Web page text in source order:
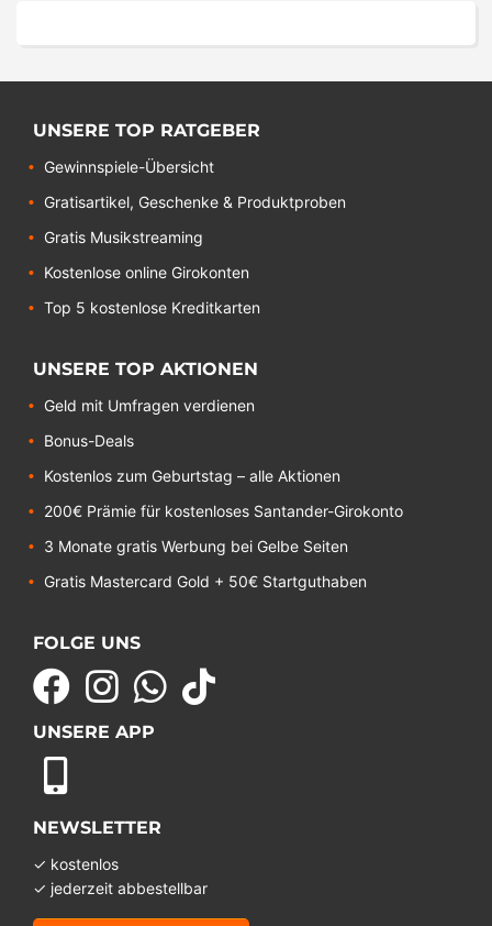
UNSERE TOP RATGEBER
Gewinnspiele-Übersicht
Gratisartikel, Geschenke & Produktproben
Gratis Musikstreaming
Kostenlose online Girokonten
Top 5 kostenlose Kreditkarten
UNSERE TOP AKTIONEN
Geld mit Umfragen verdienen
Bonus-Deals
Kostenlos zum Geburtstag – alle Aktionen
200€ Prämie für kostenloses Santander-Girokonto
3 Monate gratis Werbung bei Gelbe Seiten
Gratis Mastercard Gold + 50€ Startguthaben
FOLGE UNS
UNSERE APP
NEWSLETTER
✓ kostenlos
✓ jederzeit abbestellbar